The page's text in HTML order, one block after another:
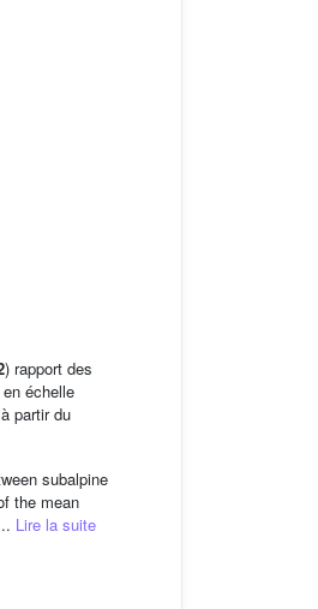
) rapport des
échelle
partir du
subalpine
the mean
Lire la suite